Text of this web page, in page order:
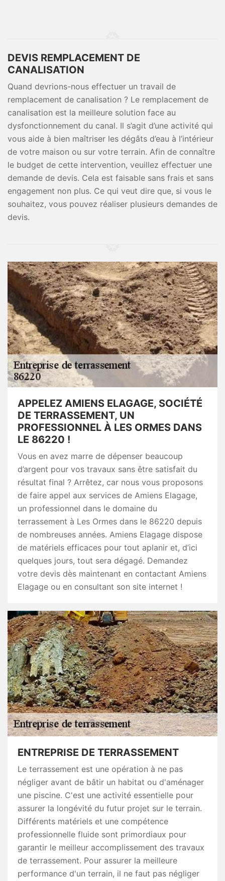
DEVIS REMPLACEMENT DE
CANALISATION
Quand devrions-nous effectuer un travail de
remplacement de canalisation ? Le remplacement de
canalisation est la meilleure solution face au
dysfonctionnement du canal. Il s’agit d’une activité qui
vous aide à bien maîtriser les dégâts d’eau à l’intérieur
de votre maison ou sur votre terrain. Afin de connaître
le budget de cette intervention, veuillez effectuer une
demande de devis. Cela est faisable sans frais et sans
engagement non plus. Ce qui veut dire que, si vous le
souhaitez, vous pouvez réaliser plusieurs demandes de
devis.
APPELEZ AMIENS ELAGAGE, SOCIÉTÉ
DE TERRASSEMENT, UN
PROFESSIONNEL À LES ORMES DANS
LE 86220 !
Vous en avez marre de dépenser beaucoup
d’argent pour vos travaux sans être satisfait du
résultat final ? Arrêtez, car nous vous proposons
de faire appel aux services de Amiens Elagage,
un professionnel dans le domaine du
terrassement à Les Ormes dans le 86220 depuis
de nombreuses années. Amiens Elagage dispose
de matériels efficaces pour tout aplanir et, d’ici
quelques jours, tout sera dégagé. Demandez
votre devis dès maintenant en contactant Amiens
Elagage ou en consultant son site internet !
ENTREPRISE DE TERRASSEMENT
Le terrassement est une opération à ne pas
négliger avant de bâtir un habitat ou d'aménager
une piscine. C'est une activité essentielle pour
assurer la longévité du futur projet sur le terrain.
Différents matériels et une compétence
professionnelle fluide sont primordiaux pour
garantir le meilleur accomplissement des travaux
de terrassement. Pour assurer la meilleure
performance d'un terrain, il ne faut pas négliger